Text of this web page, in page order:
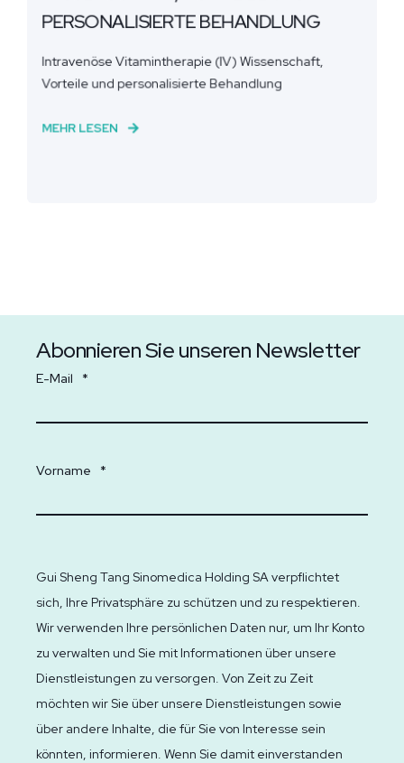
PERSONALISIERTE BEHANDLUNG
Intravenöse Vitamintherapie (IV) Wissenschaft,
Vorteile und personalisierte Behandlung
MEHR LESEN
Abonnieren Sie unseren Newsletter
E-Mail *
Vorname *
Gui Sheng Tang Sinomedica Holding SA verpflichtet
sich, Ihre Privatsphäre zu schützen und zu respektieren.
Wir verwenden Ihre persönlichen Daten nur, um Ihr Konto
zu verwalten und Sie mit Informationen über unsere
Dienstleistungen zu versorgen. Von Zeit zu Zeit
möchten wir Sie über unsere Dienstleistungen sowie
über andere Inhalte, die für Sie von Interesse sein
könnten, informieren. Wenn Sie damit einverstanden